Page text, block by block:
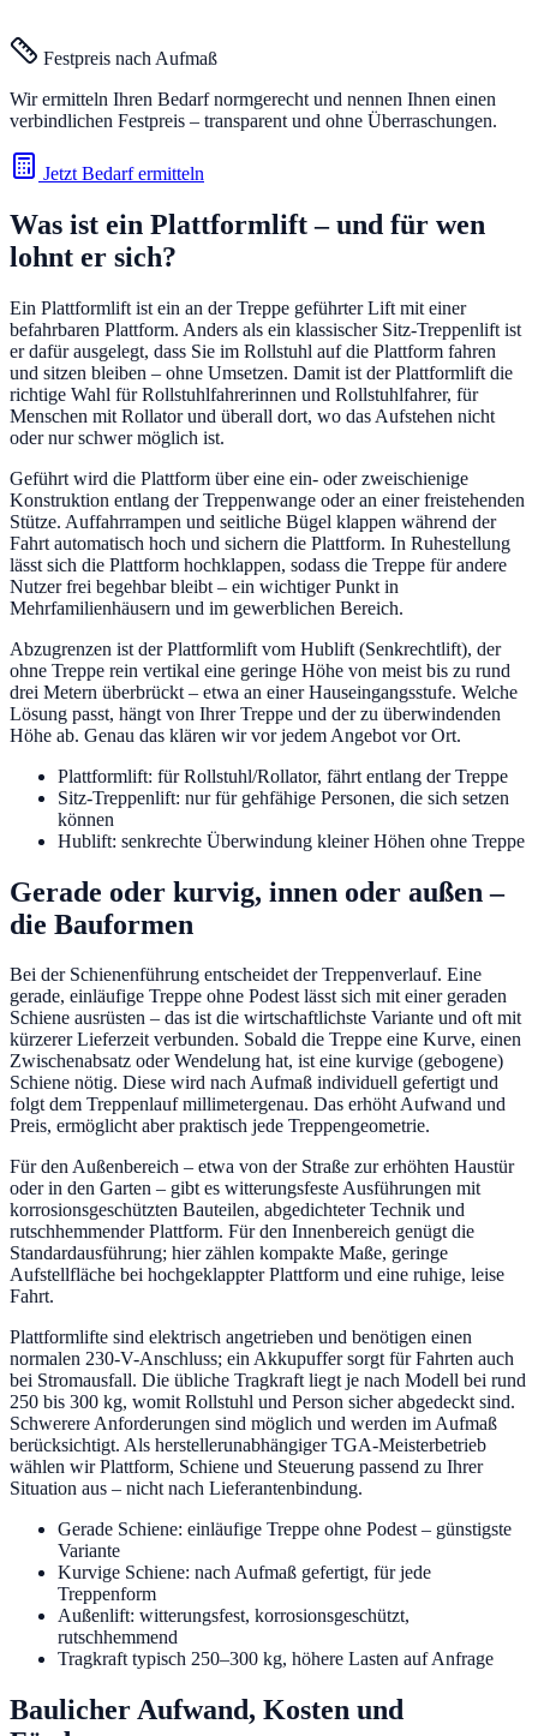
Festpreis nach Aufmaß
Wir ermitteln Ihren Bedarf normgerecht und nennen Ihnen einen
verbindlichen Festpreis – transparent und ohne Überraschungen.
Jetzt Bedarf ermitteln
Was ist ein Plattformlift – und für wen
lohnt er sich?
Ein Plattformlift ist ein an der Treppe geführter Lift mit einer
befahrbaren Plattform. Anders als ein klassischer Sitz-Treppenlift ist
er dafür ausgelegt, dass Sie im Rollstuhl auf die Plattform fahren
und sitzen bleiben – ohne Umsetzen. Damit ist der Plattformlift die
richtige Wahl für Rollstuhlfahrerinnen und Rollstuhlfahrer, für
Menschen mit Rollator und überall dort, wo das Aufstehen nicht
oder nur schwer möglich ist.
Geführt wird die Plattform über eine ein- oder zweischienige
Konstruktion entlang der Treppenwange oder an einer freistehenden
Stütze. Auffahrrampen und seitliche Bügel klappen während der
Fahrt automatisch hoch und sichern die Plattform. In Ruhestellung
lässt sich die Plattform hochklappen, sodass die Treppe für andere
Nutzer frei begehbar bleibt – ein wichtiger Punkt in
Mehrfamilienhäusern und im gewerblichen Bereich.
Abzugrenzen ist der Plattformlift vom Hublift (Senkrechtlift), der
ohne Treppe rein vertikal eine geringe Höhe von meist bis zu rund
drei Metern überbrückt – etwa an einer Hauseingangsstufe. Welche
Lösung passt, hängt von Ihrer Treppe und der zu überwindenden
Höhe ab. Genau das klären wir vor jedem Angebot vor Ort.
Plattformlift: für Rollstuhl/Rollator, fährt entlang der Treppe
Sitz-Treppenlift: nur für gehfähige Personen, die sich setzen
können
Hublift: senkrechte Überwindung kleiner Höhen ohne Treppe
Gerade oder kurvig, innen oder außen –
die Bauformen
Bei der Schienenführung entscheidet der Treppenverlauf. Eine
gerade, einläufige Treppe ohne Podest lässt sich mit einer geraden
Schiene ausrüsten – das ist die wirtschaftlichste Variante und oft mit
kürzerer Lieferzeit verbunden. Sobald die Treppe eine Kurve, einen
Zwischenabsatz oder Wendelung hat, ist eine kurvige (gebogene)
Schiene nötig. Diese wird nach Aufmaß individuell gefertigt und
folgt dem Treppenlauf millimetergenau. Das erhöht Aufwand und
Preis, ermöglicht aber praktisch jede Treppengeometrie.
Für den Außenbereich – etwa von der Straße zur erhöhten Haustür
oder in den Garten – gibt es witterungsfeste Ausführungen mit
korrosionsgeschützten Bauteilen, abgedichteter Technik und
rutschhemmender Plattform. Für den Innenbereich genügt die
Standardausführung; hier zählen kompakte Maße, geringe
Aufstellfläche bei hochgeklappter Plattform und eine ruhige, leise
Fahrt.
Plattformlifte sind elektrisch angetrieben und benötigen einen
normalen 230-V-Anschluss; ein Akkupuffer sorgt für Fahrten auch
bei Stromausfall. Die übliche Tragkraft liegt je nach Modell bei rund
250 bis 300 kg, womit Rollstuhl und Person sicher abgedeckt sind.
Schwerere Anforderungen sind möglich und werden im Aufmaß
berücksichtigt. Als herstellerunabhängiger TGA-Meisterbetrieb
wählen wir Plattform, Schiene und Steuerung passend zu Ihrer
Situation aus – nicht nach Lieferantenbindung.
Gerade Schiene: einläufige Treppe ohne Podest – günstigste
Variante
Kurvige Schiene: nach Aufmaß gefertigt, für jede
Treppenform
Außenlift: witterungsfest, korrosionsgeschützt,
rutschhemmend
Tragkraft typisch 250–300 kg, höhere Lasten auf Anfrage
Baulicher Aufwand, Kosten und